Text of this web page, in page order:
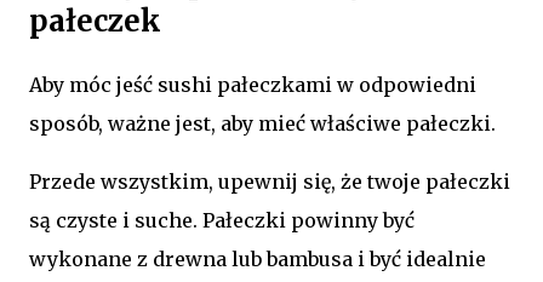
pałeczek
Aby móc jeść sushi pałeczkami w odpowiedni
sposób, ważne jest, aby mieć właściwe pałeczki.
Przede wszystkim, upewnij się, że twoje pałeczki
są czyste i suche. Pałeczki powinny być
wykonane z drewna lub bambusa i być idealnie